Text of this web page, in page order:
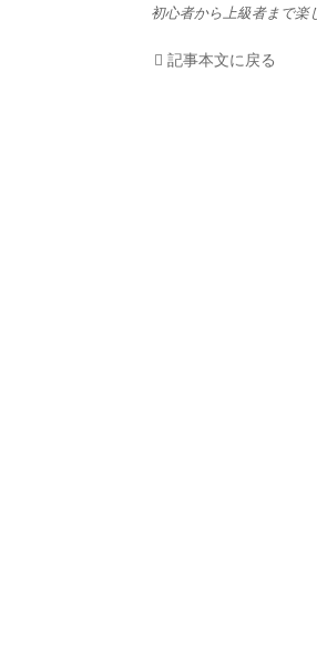
初心者から上級者まで楽
記事本文に戻る